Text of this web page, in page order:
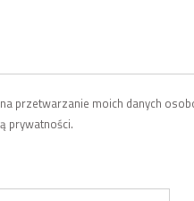
przetwarzanie moich danych
prywatności.